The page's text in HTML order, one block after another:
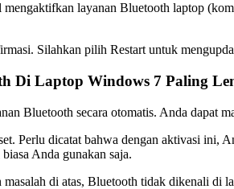
mengaktifkan layanan Bluetooth laptop
Silahkan pilih Restart untuk
Di Laptop Windows 7 Paling
Bluetooth secara otomatis. Anda dapat
Perlu dicatat bahwa dengan aktivasi ini,
Anda gunakan saja.
di atas, Bluetooth tidak dikenali di